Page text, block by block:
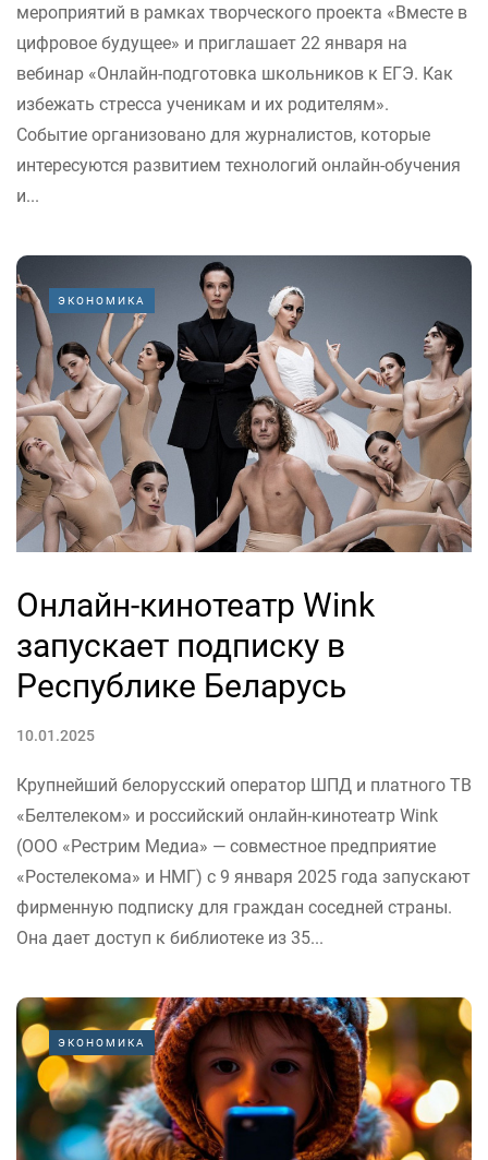
мероприятий в рамках творческого проекта «Вместе в
цифровое будущее» и приглашает 22 января на
вебинар «Онлайн-подготовка школьников к ЕГЭ. Как
избежать стресса ученикам и их родителям».
Событие организовано для журналистов, которые
интересуются развитием технологий онлайн-обучения
и...
ЭКОНОМИКА
Онлайн-кинотеатр Wink
запускает подписку в
Республике Беларусь
10.01.2025
Крупнейший белорусский оператор ШПД и платного ТВ
«Белтелеком» и российский онлайн-кинотеатр Wink
(ООО «Рестрим Медиа» — совместное предприятие
«Ростелекома» и НМГ) с 9 января 2025 года запускают
фирменную подписку для граждан соседней страны.
Она дает доступ к библиотеке из 35...
ЭКОНОМИКА